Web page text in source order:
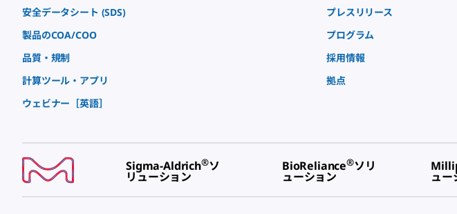
安全データシート (SDS)
製品のCOA/COO
品質・規制
計算ツール・アプリ
ウェビナー［英語］
プレスリリース
プログラム
採用情報
拠点
Sigma-Aldrich®ソ
リューション
BioReliance®ソリ
ューション ュー